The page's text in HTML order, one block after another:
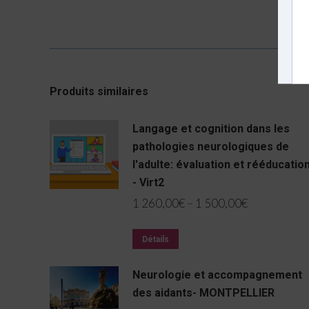
Produits similaires
Langage et cognition dans les
pathologies neurologiques de
l'adulte: évaluation et
- Virt2
1 260,00€– 1 500,00€
Détails
Neurologie et accompagnement
des aidants- MONTPELLIER